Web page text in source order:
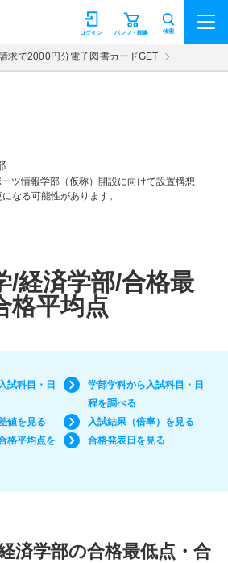
ン パンフ・願書
ログイン 検索
求で2000円分電子図書カードGET
ツ情報学部（仮称）開設に向けて設置構想
なる可能性があります。
/経済学部/合格最
格平均点
試科目・日
学部学科から入試科目・日
程を調べる
値を見る
入試結果（倍率）を見る
格平均点を
合格発表日を見る
済学部の合格最低点・合